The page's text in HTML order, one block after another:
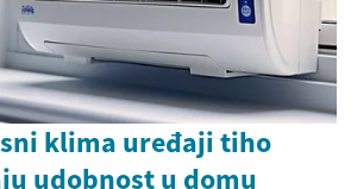
klima uređaji tiho
udobnost u domu